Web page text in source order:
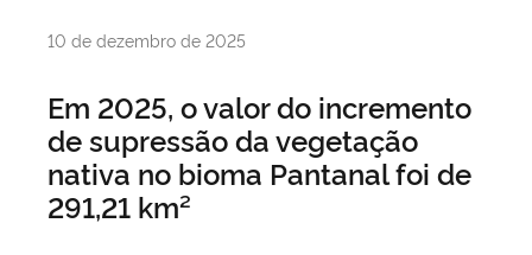
Publicado
10 de dezembro de 2025
Em 2025, o valor do incremento
de supressão da vegetação
nativa no bioma Pantanal foi de
291,21 km²